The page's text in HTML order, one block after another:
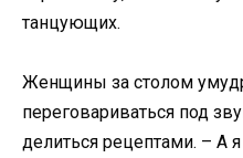
танцующих.
Женщины за столом
переговариваться под
делиться рецептами. – А